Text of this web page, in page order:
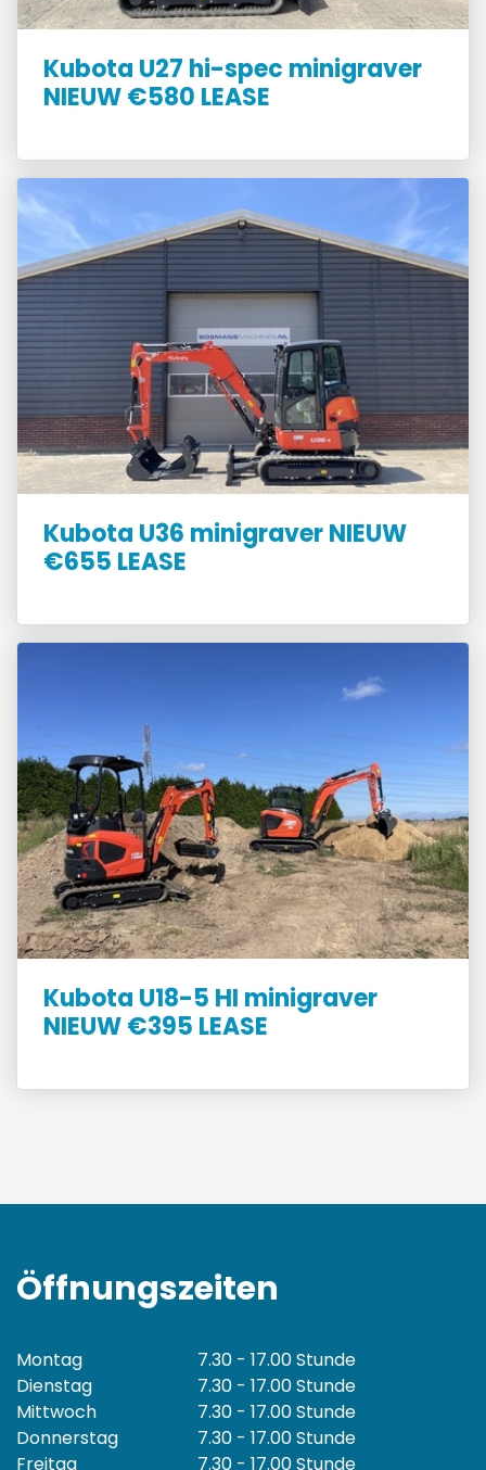
Kubota U27 hi-spec minigraver
NIEUW €580 LEASE
Kubota U36 minigraver NIEUW
€655 LEASE
Kubota U18-5 HI minigraver
NIEUW €395 LEASE
Öffnungszeiten
Montag
7.30 - 17.00 Stunde
Dienstag
7.30 - 17.00 Stunde
Mittwoch
7.30 - 17.00 Stunde
Donnerstag
7.30 - 17.00 Stunde
Freitag
7.30 - 17.00 Stunde